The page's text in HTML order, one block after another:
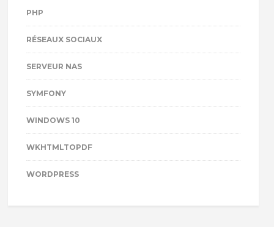
PHP
RÉSEAUX SOCIAUX
SERVEUR NAS
SYMFONY
WINDOWS 10
WKHTMLTOPDF
WORDPRESS